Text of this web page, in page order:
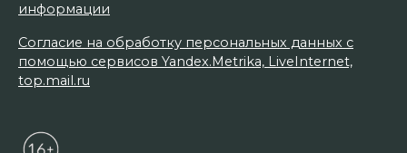
информации
Согласие на обработку персональных данных с
помощью сервисов Yandex.Metrika, LiveInternet,
top.mail.ru